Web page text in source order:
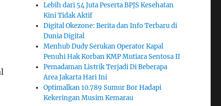
Lebih dari 54 Juta Peserta BPJS Kesehatan
Kini Tidak Aktif
Digital Okezone: Berita dan Info Terbaru di
Dunia Digital
Menhub Dudy Serukan Operator Kapal
Penuhi Hak Korban KMP Mutiara Sentosa II
Pemadaman Listrik Terjadi Di Beberapa
Area Jakarta Hari Ini
Optimalkan 10.789 Sumur Bor Hadapi
Kekeringan Musim Kemarau